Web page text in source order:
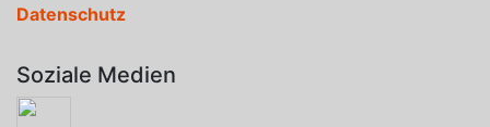
Datenschutz
Soziale Medien